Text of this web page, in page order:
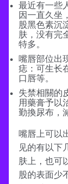
最近有一些
因一直久坐
股黑色素沉
肤，没有完
特多。
嘴唇部位出
痣：可生长
口唇等。
失禁相關的
用藥膏予以
勤換尿布，
嘴唇上可以
见的有以下
肤上，也可
股的表面少